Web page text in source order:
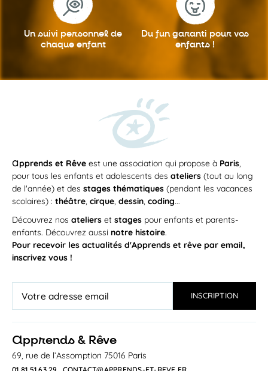
Un suivi personnel de
chaque enfant
Du fun garanti pour vos
enfants !
apprends et Rêve est une association qui propose à Paris,
pour tous les enfants et adolescents des ateliers (tout au long
de l'année) et des stages thématiques (pendant les vacances
scolaires) : théâtre, cirque, dessin, coding...
Découvrez nos ateliers et stages pour enfants et parents-
enfants. Découvrez aussi notre histoire.
Pour recevoir les actualités d'Apprends et rêve par email,
inscrivez vous !
apprends & Rêve
69, rue de l’Assomption 75016 Paris